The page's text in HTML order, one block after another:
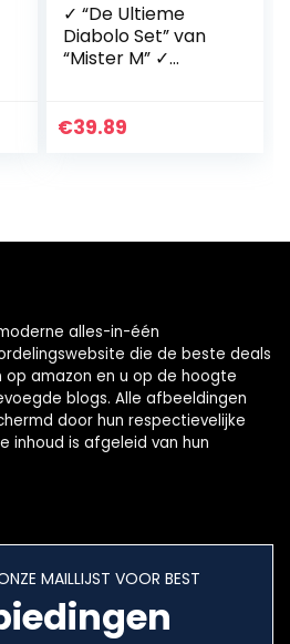
✓ “De Ultieme
Diabolo Set” van
“Mister M” ✓
✓ Gratis Online
€39.89
alles-in-één
die de beste deals
amazon en u op de hoogte
blogs. Alle afbeeldingen
door hun respectievelijke
inhoud is afgeleid van hun
MAILLIJST VOOR BEST